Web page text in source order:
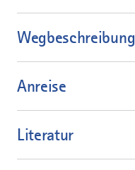
Wegbeschreibung
Anreise
Literatur